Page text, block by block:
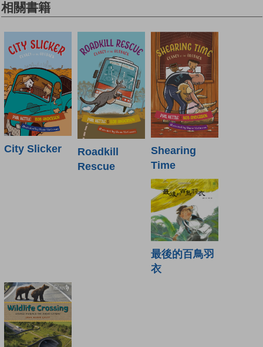
相關書籍
City Slicker
Roadkill
Rescue
Shearing
Time
最後的百鳥羽
衣